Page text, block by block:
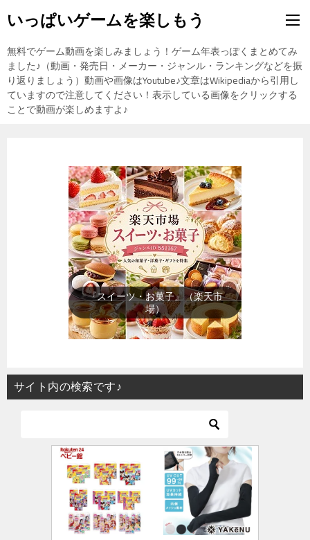
いっぱいゲームを楽しもう
無料でゲーム動画を楽しみましょう！ゲーム年表っぽくまとめてみ
ました♪（動画・発売日・メーカー・ジャンル・ランキングなどを振
り返りましょう）動画や画像はYoutube♪文章はWikipediaから引用し
ていますので注意してください！表示している画像をクリックする
ことで動画が楽しめますよ♪
『メンズファッション』（楽天市
場）
サイト内の検索です♪